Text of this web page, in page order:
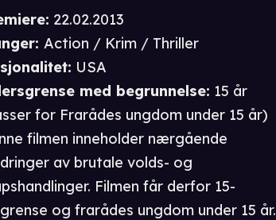
: 22.02.2013
:Action / Krim / Thriller
: USA
med begrunnelse: 15 år
for Frarådes ungdom under 15 år)
filmen inneholder nærgående
av brutale volds- og
Filmen får derfor 15-
og frarådes ungdom under 15 år.